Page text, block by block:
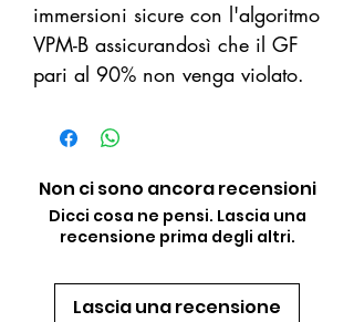
immersioni sicure con l'algoritmo
VPM-B assicurandosì che il GF
pari al 90% non venga violato.
Non ci sono ancora recensioni
Dicci cosa ne pensi. Lascia una
recensione prima degli altri.
Lascia una recensione